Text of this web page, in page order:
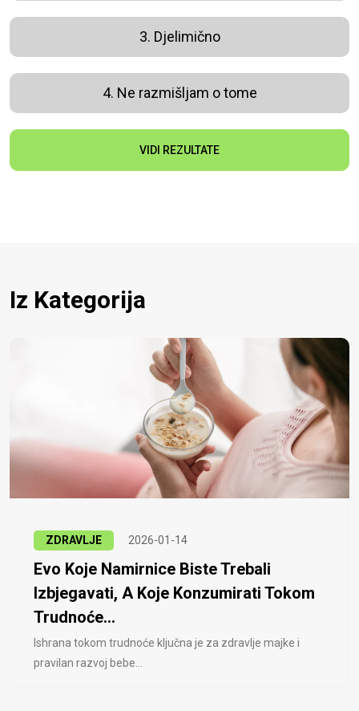
3. Djelimično
4. Ne razmišljam o tome
VIDI REZULTATE
Iz Kategorija
ZDRAVLJE 2026-01-14
Evo Koje Namirnice Biste Trebali
Izbjegavati, A Koje Konzumirati Tokom
Trudnoće...
Ishrana tokom trudnoće ključna je za zdravlje majke i
pravilan razvoj bebe...